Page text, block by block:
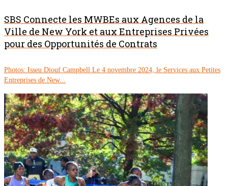
SBS Connecte les MWBEs aux Agences de la
Ville de New York et aux Entreprises Privées
pour des Opportunités de Contrats
Photos: Isseu Diouf Campbell Le 4 novembre 2024, le Services aux Petites
Entreprises de New...